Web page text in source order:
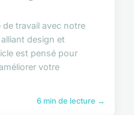
travail avec notre
design et
est pensé pour
votre
6 min de lecture →